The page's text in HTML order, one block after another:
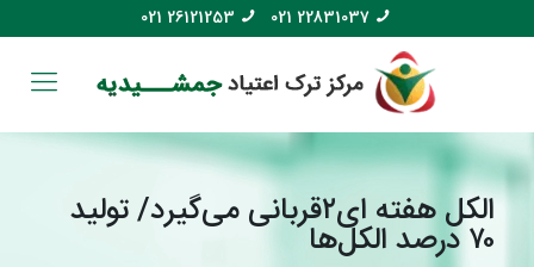
021 22831037
021 26121253
الکل هفته ای۲قربانی می‌گیرد/ تولید
۷۰ درصد الکل‌ها